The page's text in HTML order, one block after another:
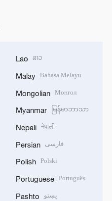
Lao ລາວ
Malay Bahasa Melayu
Mongolian Монгол
Myanmar မြန်မာဘာသာ
Nepali नेपाली
Persian فارسی
Polish Polski
Portuguese Português
Pashto پښتو